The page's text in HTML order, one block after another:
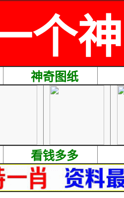
个
神奇图纸
看钱多多